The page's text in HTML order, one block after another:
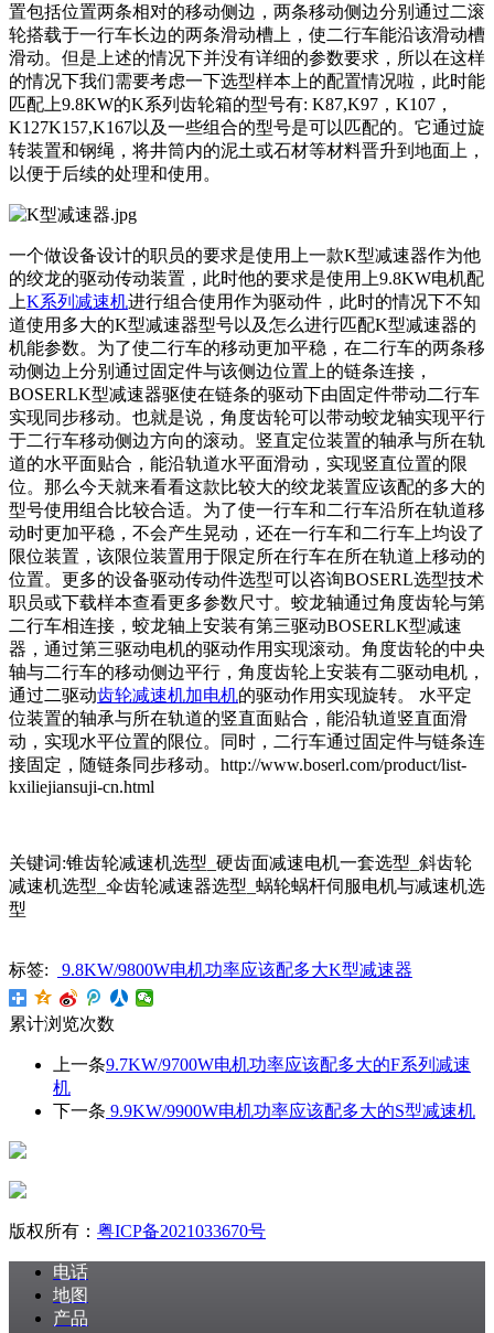
置包括位置两条相对的移动侧边，两条移动侧边分别通过二滚
轮搭载于一行车长边的两条滑动槽上，使二行车能沿该滑动槽
滑动。但是上述的情况下并没有详细的参数要求，所以在这样
的情况下我们需要考虑一下选型样本上的配置情况啦，此时能
匹配上9.8KW的K系列齿轮箱的型号有: K87,K97，K107，
K127K157,K167以及一些组合的型号是可以匹配的。它通过旋
转装置和钢绳，将井筒内的泥土或石材等材料晋升到地面上，
以便于后续的处理和使用。
一个做设备设计的职员的要求是使用上一款K型减速器作为他
的绞龙的驱动传动装置，此时他的要求是使用上9.8KW电机配
上K系列减速机进行组合使用作为驱动件，此时的情况下不知
道使用多大的K型减速器型号以及怎么进行匹配K型减速器的
机能参数。为了使二行车的移动更加平稳，在二行车的两条移
动侧边上分别通过固定件与该侧边位置上的链条连接，
BOSERLK型减速器驱使在链条的驱动下由固定件带动二行车
实现同步移动。也就是说，角度齿轮可以带动蛟龙轴实现平行
于二行车移动侧边方向的滚动。竖直定位装置的轴承与所在轨
道的水平面贴合，能沿轨道水平面滑动，实现竖直位置的限
位。那么今天就来看看这款比较大的绞龙装置应该配的多大的
型号使用组合比较合适。为了使一行车和二行车沿所在轨道移
动时更加平稳，不会产生晃动，还在一行车和二行车上均设了
限位装置，该限位装置用于限定所在行车在所在轨道上移动的
位置。更多的设备驱动传动件选型可以咨询BOSERL选型技术
职员或下载样本查看更多参数尺寸。蛟龙轴通过角度齿轮与第
二行车相连接，蛟龙轴上安装有第三驱动BOSERLK型减速
器 ，通过第三驱动电机的驱动作用实现滚动。角度齿轮的中央
轴与二行车的移动侧边平行，角度齿轮上安装有二驱动电机，
通过二驱动齿轮减速机加电机的驱动作用实现旋转。 水平定
位装置的轴承与所在轨道的竖直面贴合，能沿轨道竖直面滑
动，实现水平位置的限位。同时，二行车通过固定件与链条连
接固定，随链条同步移动。http://www.boserl.com/product/list-
kxiliejiansuji-cn.html
关键词:锥齿轮减速机选型_硬齿面减速电机一套选型_斜齿轮
减速机选型_伞齿轮减速器选型_蜗轮蜗杆伺服电机与减速机选
型
标签: 9.8KW/9800W电机功率应该配多大K型减速器
累计浏览次数
上一条9.7KW/9700W电机功率应该配多大的F系列减速
机
下一条 9.9KW/9900W电机功率应该配多大的S型减速机
版权所有： 粤ICP备2021033670号
电话
地图
产品